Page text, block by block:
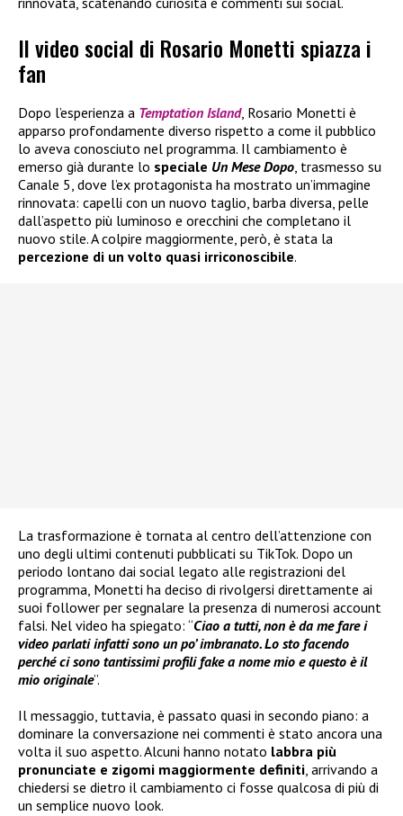
Il video social di Rosario Monetti spiazza i
fan
Dopo l’esperienza a Temptation Island, Rosario Monetti è
apparso profondamente diverso rispetto a come il pubblico
lo aveva conosciuto nel programma. Il cambiamento è
emerso già durante lo speciale Un Mese Dopo, trasmesso su
Canale 5, dove l’ex protagonista ha mostrato un’immagine
rinnovata: capelli con un nuovo taglio, barba diversa, pelle
dall’aspetto più luminoso e orecchini che completano il
nuovo stile. A colpire maggiormente, però, è stata la
percezione di un volto quasi irriconoscibile.
La trasformazione è tornata al centro dell’attenzione con
uno degli ultimi contenuti pubblicati su TikTok. Dopo un
periodo lontano dai social legato alle registrazioni del
programma, Monetti ha deciso di rivolgersi direttamente ai
suoi follower per segnalare la presenza di numerosi account
falsi. Nel video ha spiegato: “Ciao a tutti, non è da me fare i
video parlati infatti sono un po’ imbranato. Lo sto facendo
perché ci sono tantissimi profili fake a nome mio e questo è il
mio originale”.
Il messaggio, tuttavia, è passato quasi in secondo piano: a
dominare la conversazione nei commenti è stato ancora una
volta il suo aspetto. Alcuni hanno notato labbra più
pronunciate e zigomi maggiormente definiti, arrivando a
chiedersi se dietro il cambiamento ci fosse qualcosa di più di
un semplice nuovo look.